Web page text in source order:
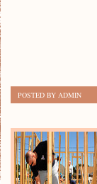
POSTED BY ADMIN